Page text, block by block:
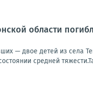
области
— двое детей из села
средней